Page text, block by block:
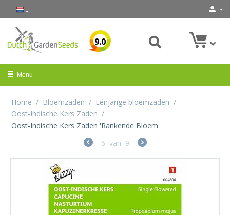
9.0
Menu
Home / Bloemzaden / Eénjarige bloemzaden /
Oost-Indische Kers Zaden /
Oost-Indische Kers Zaden 'Rankende Bloem'
6 van 9